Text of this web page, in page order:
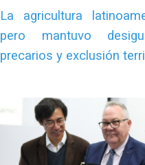
La agricultura
pero mantuvo
precarios y exclusión